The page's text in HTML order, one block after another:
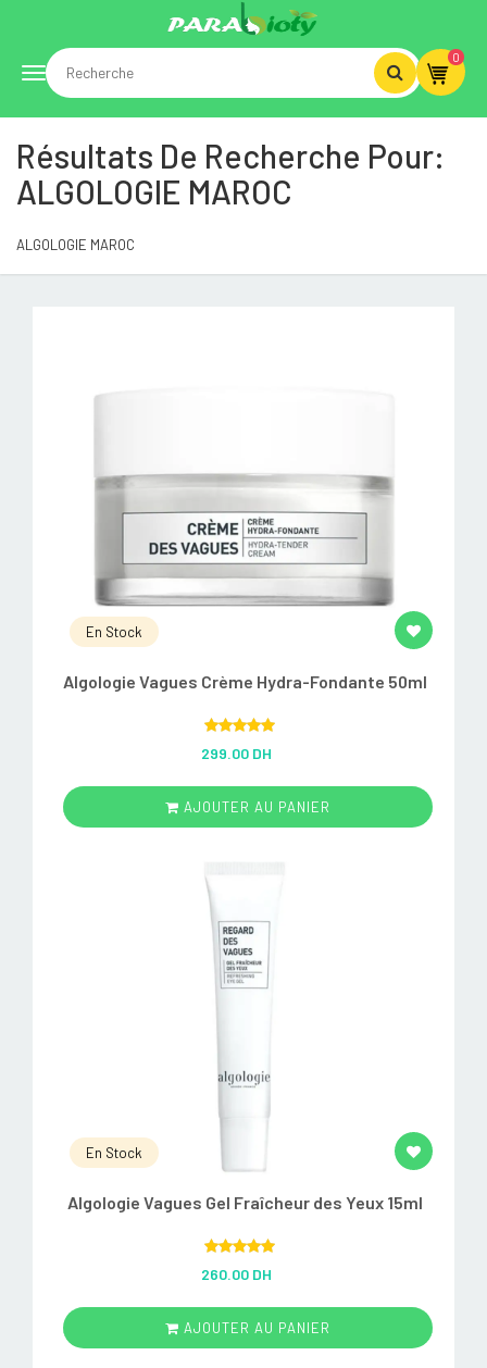
Toggle
navigation
0
Résultats De Recherche Pour:
ALGOLOGIE MAROC
ALGOLOGIE MAROC
En Stock
Algologie Vagues Crème Hydra-Fondante 50ml
out of 5
299.00 DH
AJOUTER AU PANIER
En Stock
Algologie Vagues Gel Fraîcheur des Yeux 15ml
out of 5
260.00 DH
AJOUTER AU PANIER